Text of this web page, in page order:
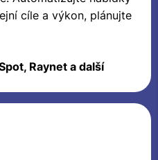
cíle a výkon, plánujte
Raynet a další